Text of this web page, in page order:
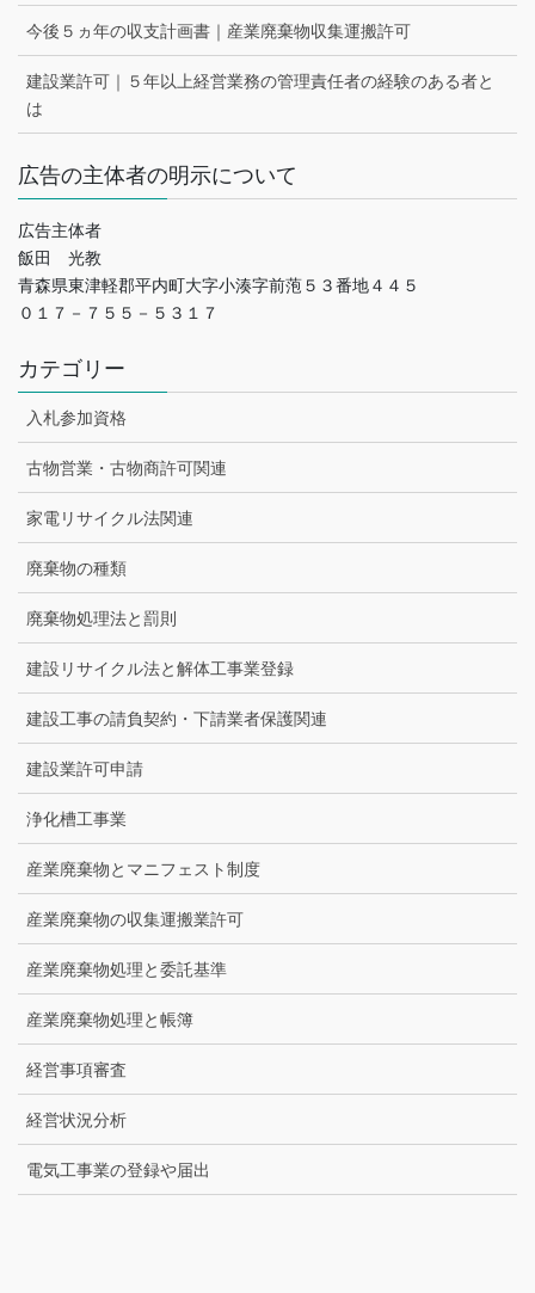
今後５ヵ年の収支計画書｜産業廃棄物収集運搬許可
建設業許可｜５年以上経営業務の管理責任者の経験のある者と
は
広告の主体者の明示について
広告主体者
飯田 光教
青森県東津軽郡平内町大字小湊字前萢５３番地４４５
０１７－７５５－５３１７
カテゴリー
入札参加資格
古物営業・古物商許可関連
家電リサイクル法関連
廃棄物の種類
廃棄物処理法と罰則
建設リサイクル法と解体工事業登録
建設工事の請負契約・下請業者保護関連
建設業許可申請
浄化槽工事業
産業廃棄物とマニフェスト制度
産業廃棄物の収集運搬業許可
産業廃棄物処理と委託基準
産業廃棄物処理と帳簿
経営事項審査
経営状況分析
電気工事業の登録や届出